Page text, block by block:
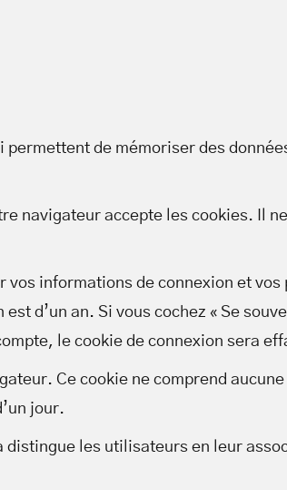
de mémoriser des
navigateur accepte les cookies. Il
vos informations de connexion et vos
d’un an. Si vous cochez « Se
le cookie de connexion sera
Ce cookie ne comprend aucune
jour.
distingue les utilisateurs en leur